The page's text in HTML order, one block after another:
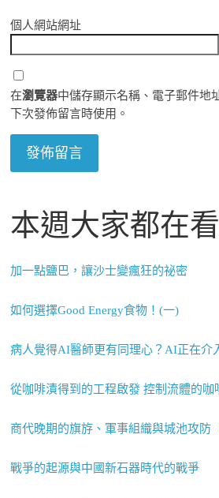
個人網站網址
在瀏覽器中儲存顯示名稱、電子郵件地
下次發佈留言時使用。
本週大家都在看
加一點鹽巴，讓沙士變瘋狂的祕密
如何選擇Good Energy食物！(一)
病人覺得AI醫師更有同理心？AI正在介
從咖啡漬得到的工程啟發 控制流體的咖
商代晚期的旗斿、軍事組織與城池攻防
戰爭的起源與中國新石器時代的戰爭